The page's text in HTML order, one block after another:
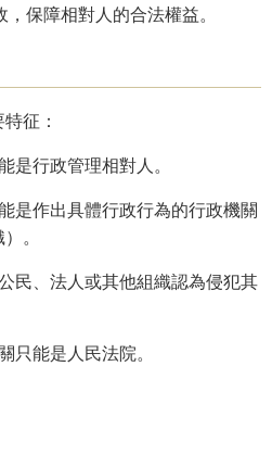
保障相對人的合法權益。
征：
是行政管理相對人。
是作出具體行政行為的行政機關
。
民、法人或其他組織認為侵犯其
只能是人民法院。